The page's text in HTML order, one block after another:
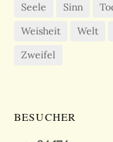
Seele
Sinn
Weisheit
Welt
Zweifel
BESUCHER